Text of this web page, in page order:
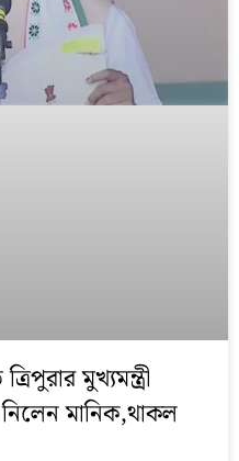
মুখ্যমন্ত্রী
নিলেন মানিক,থাকল